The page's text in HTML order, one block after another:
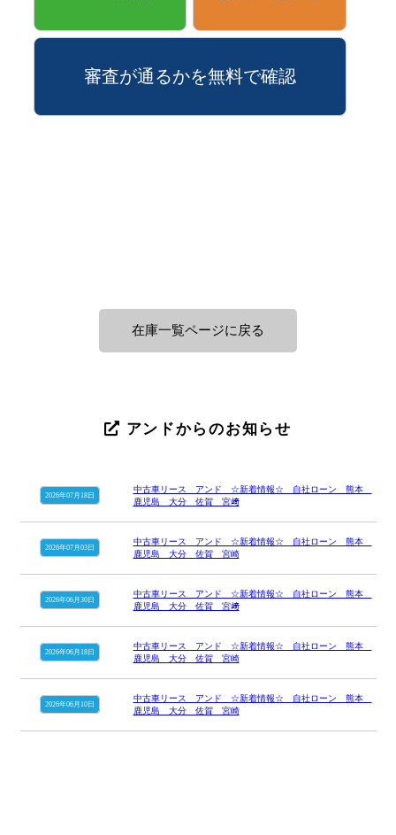
審査が通るかを無料で確認
在庫一覧ページに戻る
アンドからのお知らせ
2026年07月18日
中古車リース アンド ☆新着情報☆ 自社ローン 熊本
鹿児島 大分 佐賀 宮﨑
2026年07月03日
中古車リース アンド ☆新着情報☆ 自社ローン 熊本
鹿児島 大分 佐賀 宮崎
2026年06月30日
中古車リース アンド ☆新着情報☆ 自社ローン 熊本
鹿児島 大分 佐賀 宮﨑
2026年06月18日
中古車リース アンド ☆新着情報☆ 自社ローン 熊本
鹿児島 大分 佐賀 宮崎
2026年06月10日
中古車リース アンド ☆新着情報☆ 自社ローン 熊本
鹿児島 大分 佐賀 宮崎